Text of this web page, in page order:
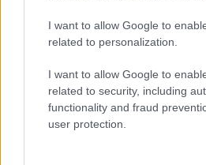
I want to allow Google to
related to personalization.
I want to allow Google to
related to security, including
functionality and fraud
user protection.
beszélt – most elfogadta Magyar
Drágább lett Magyarország, de
a hazai turizmusról
A Tisza Párt Dr. Baka Andrást jelöli
Óriási, több mint két méteres